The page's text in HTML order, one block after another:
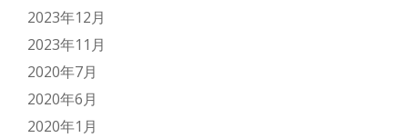
2023年12月
2023年11月
2020年7月
2020年6月
2020年1月